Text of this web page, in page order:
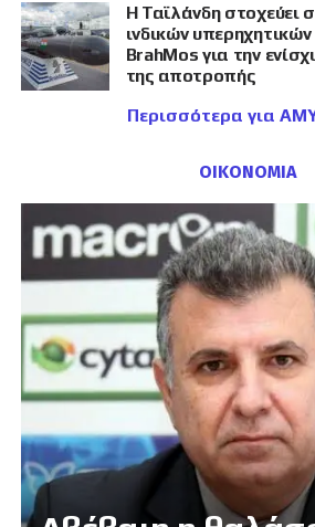
Η Ταϊλάνδη στοχεύει
ινδικών
BrahMos για την
της αποτροπής
Περισσότερα για
ΟΙΚΟΝΟΜΙΑ